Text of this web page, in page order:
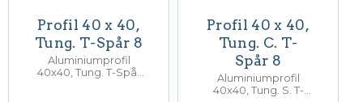
Profil 40 x 40,
Tung. T-Spår 8
Aluminiumprofil
40x40, Tung. T-Spår
Profil 40 x 40,
Tung. C. T-
Spår 8
Aluminiumprofil
40x40, Tung. S. T-